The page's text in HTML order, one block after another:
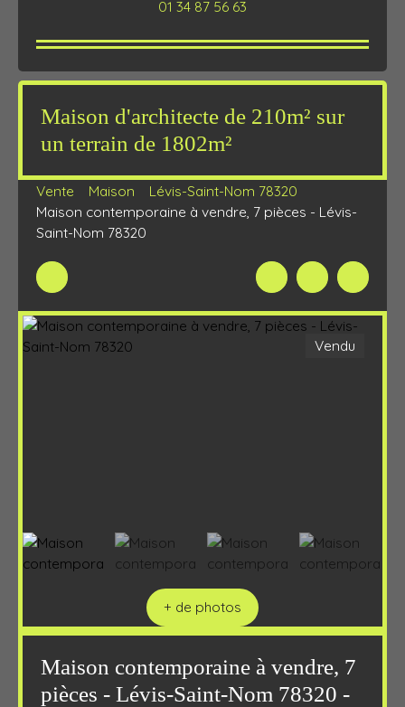
01 34 87 56 63
Maison d'architecte de 210m² sur
un terrain de 1802m²
Vente Maison
Lévis-Saint-Nom 78320
Maison contemporaine à vendre, 7 pièces - Lévis-
Saint-Nom 78320
Vendu
+ de photos
Maison contemporaine à vendre, 7
pièces - Lévis-Saint-Nom 78320 -